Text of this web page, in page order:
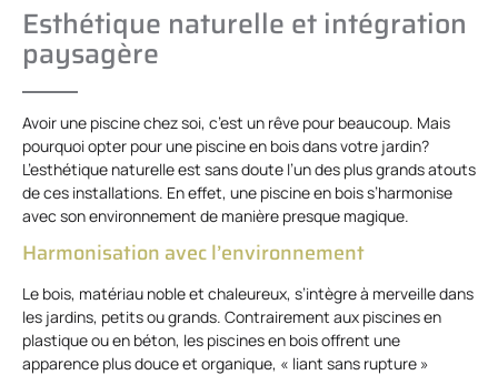
Esthétique naturelle et intégration
paysagère
Avoir une piscine chez soi, c’est un rêve pour beaucoup. Mais
pourquoi opter pour une piscine en bois dans votre jardin?
L’esthétique naturelle est sans doute l’un des plus grands atouts
de ces installations. En effet, une piscine en bois s’harmonise
avec son environnement de manière presque magique.
Harmonisation avec l’environnement
Le bois, matériau noble et chaleureux, s’intègre à merveille dans
les jardins, petits ou grands. Contrairement aux piscines en
plastique ou en béton, les piscines en bois offrent une
apparence plus douce et organique, « liant sans rupture »